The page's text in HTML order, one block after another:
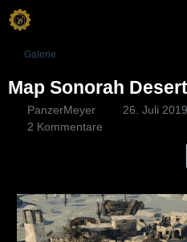
Galerie
Map Sonorah Desert
PanzerMeyer 26. Juli
2 Kommentare